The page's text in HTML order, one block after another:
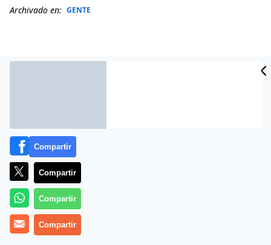
Archivado en: GENTE
Más información
Compartir
Compartir
Compartir
Compartir